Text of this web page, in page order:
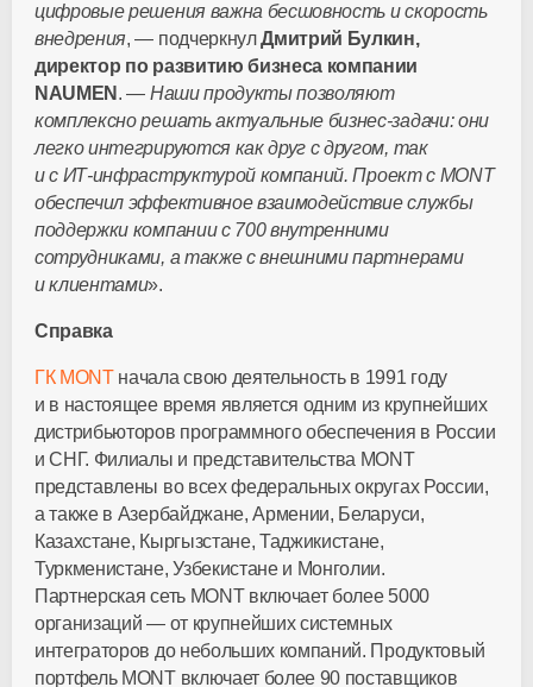
цифровые решения важна бесшовность и скорость
внедрения, — подчеркнулДмитрий Булкин,
директор по развитию бизнеса компании
NAUMEN . — Наши продукты позволяют
комплексно решать актуальные бизнес-задачи: они
легко интегрируются как друг с другом, так
и с ИТ-инфраструктуройкомпаний. Проект c MONT
обеспечил эффективное взаимодействие службы
поддержки компании с 700 внутренними
сотрудниками, а также с внешними партнерами
и клиентами».
Справка
ГК MONTначала свою деятельность в 1991 году
и в настоящее время является одним из крупнейших
дистрибьюторов программного обеспечения в России
и СНГ. Филиалы и представительства MONT
представлены во всех федеральных округах России,
а также в Азербайджане, Армении, Беларуси,
Казахстане, Кыргызстане, Таджикистане,
Туркменистане, Узбекистане и Монголии.
Партнерская сеть MONT включает более 5000
организаций — от крупнейших системных
интеграторов до небольших компаний. Продуктовый
портфель MONT включает более 90 поставщиков